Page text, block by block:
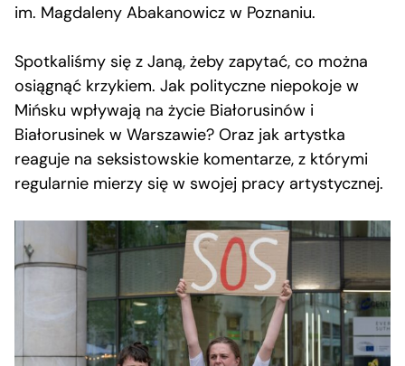
im. Magdaleny Abakanowicz w Poznaniu.
Spotkaliśmy się z Janą, żeby zapytać, co można
osiągnąć krzykiem. Jak polityczne niepokoje w
Mińsku wpływają na życie Białorusinów i
Białorusinek w Warszawie? Oraz jak artystka
reaguje na seksistowskie komentarze, z którymi
regularnie mierzy się w swojej pracy artystycznej.